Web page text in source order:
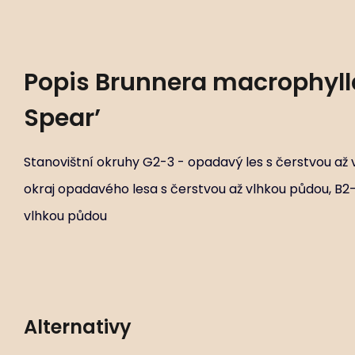
Popis Brunnera
Spear’
Stanovištní okruhy G2-3 - opadavý les s čerstvou až
okraj opadavého lesa s čerstvou až vlhkou půdou,
vlhkou půdou
Alternativy